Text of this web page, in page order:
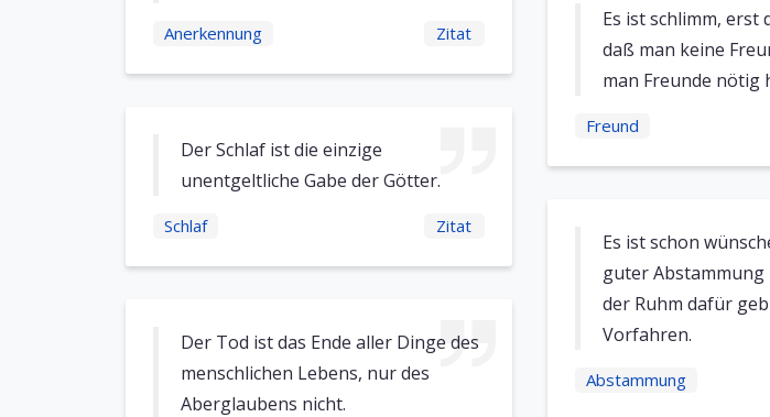
Anerkennung Zitat
Der Schlaf ist die einzige
unentgeltliche Gabe der Götter.
Schlaf Zitat
Der Tod ist das Ende aller Dinge des
menschlichen Lebens, nur des
Aberglaubens nicht.
Es ist schlimm, erst
daß man keine
man Freunde nötig
Freund
Es ist schon
guter Abstammung
der Ruhm dafür
Vorfahren.
Abstammung